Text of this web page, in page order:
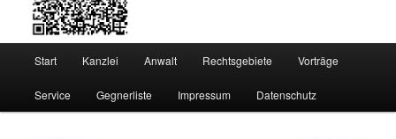
Start Kanzlei Anwalt Rechtsgebiete Vorträge
Service Gegnerliste Impressum Datenschutz